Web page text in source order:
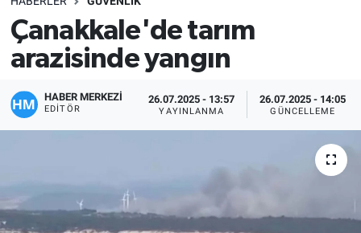
Çanakkale'de tarım
arazisinde yangın
HABER MERKEZİ
EDITÖR
26.07.2025 - 13:57
YAYINLANMA
26.07.2025 - 14:05
GÜNCELLEME
Politika
Turizm
Yaşam
Süper Lig Puan Durumu ve Fikstür
Tüm Manşetler